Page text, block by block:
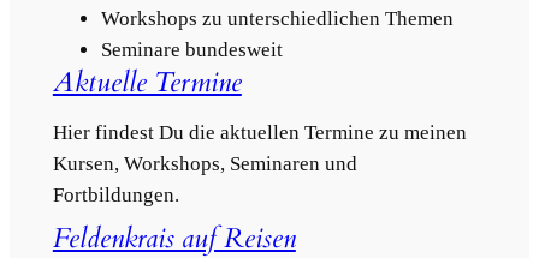
Workshops zu unterschiedlichen Themen
Seminare bundesweit
Aktuelle Termine
Hier findest Du die aktuellen Termine zu meinen
Kursen, Workshops, Seminaren und
Fortbildungen.
Feldenkrais auf Reisen